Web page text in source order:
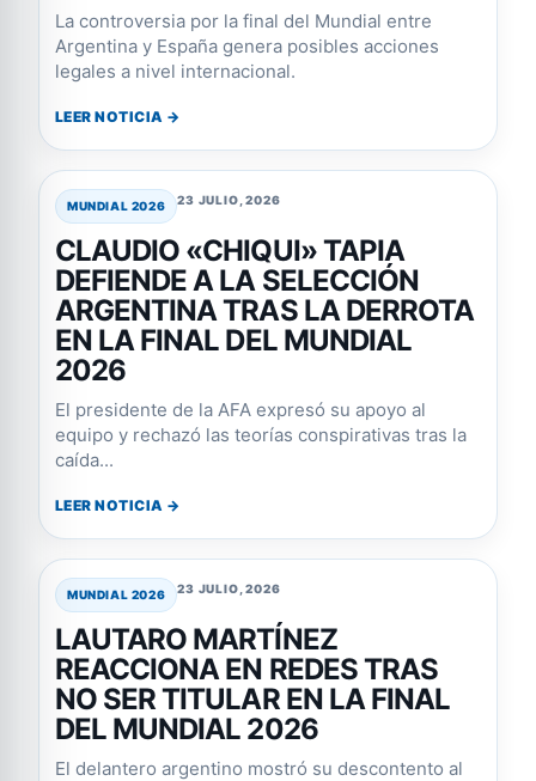
La controversia por la final del Mundial entre
Argentina y España genera posibles acciones
legales a nivel internacional.
LEER NOTICIA →
MUNDIAL 2026 23 JULIO, 2026
CLAUDIO «CHIQUI» TAPIA
DEFIENDE A LA SELECCIÓN
ARGENTINA TRAS LA DERROTA
EN LA FINAL DEL MUNDIAL
2026
El presidente de la AFA expresó su apoyo al
equipo y rechazó las teorías conspirativas tras la
caída...
LEER NOTICIA →
MUNDIAL 2026 23 JULIO, 2026
LAUTARO MARTÍNEZ
REACCIONA EN REDES TRAS
NO SER TITULAR EN LA FINAL
DEL MUNDIAL 2026
El delantero argentino mostró su descontento al